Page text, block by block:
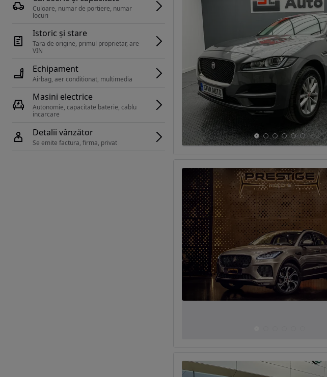
Culoare, numar de portiere, numar
locuri
Istoric și stare
Tara de origine, primul proprietar, are
Echipament
Airbag, aer conditionat, multimedia
Masini electrice
Autonomie, capacitate baterie, cablu
Detalii vânzător
Se emite factura, firma, privat